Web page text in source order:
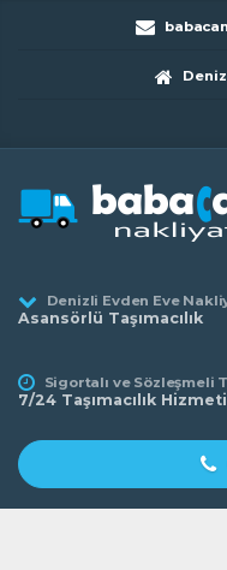
Denizli Evden Eve
Asansörlü Taşımacılık
Sigortalı ve Sözleşmeli
7/24 Taşımacılık Hizmeti